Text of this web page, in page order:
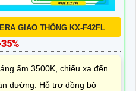
GIAO THÔNG KX-F42FL
ấm 3500K, chiếu xa đến
đường. Hỗ trợ đồng bộ